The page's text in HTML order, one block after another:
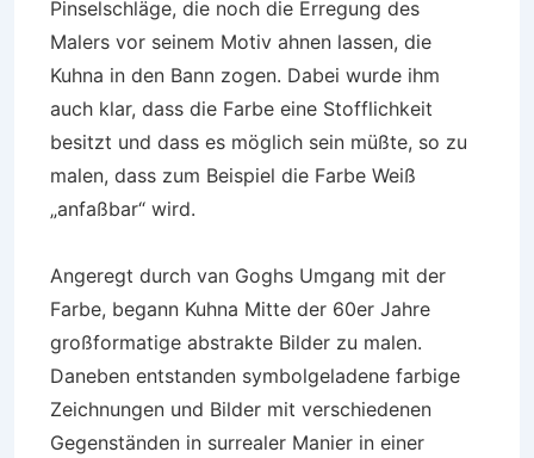
Pinselschläge, die noch die Erregung des
Malers vor seinem Motiv ahnen lassen, die
Kuhna in den Bann zogen. Dabei wurde ihm
auch klar, dass die Farbe eine Stofflichkeit
besitzt und dass es möglich sein müßte, so zu
malen, dass zum Beispiel die Farbe Weiß
„anfaßbar“ wird.
Angeregt durch van Goghs Umgang mit der
Farbe, begann Kuhna Mitte der 60er Jahre
großformatige abstrakte Bilder zu malen.
Daneben entstanden symbolgeladene farbige
Zeichnungen und Bilder mit verschiedenen
Gegenständen in surrealer Manier in einer